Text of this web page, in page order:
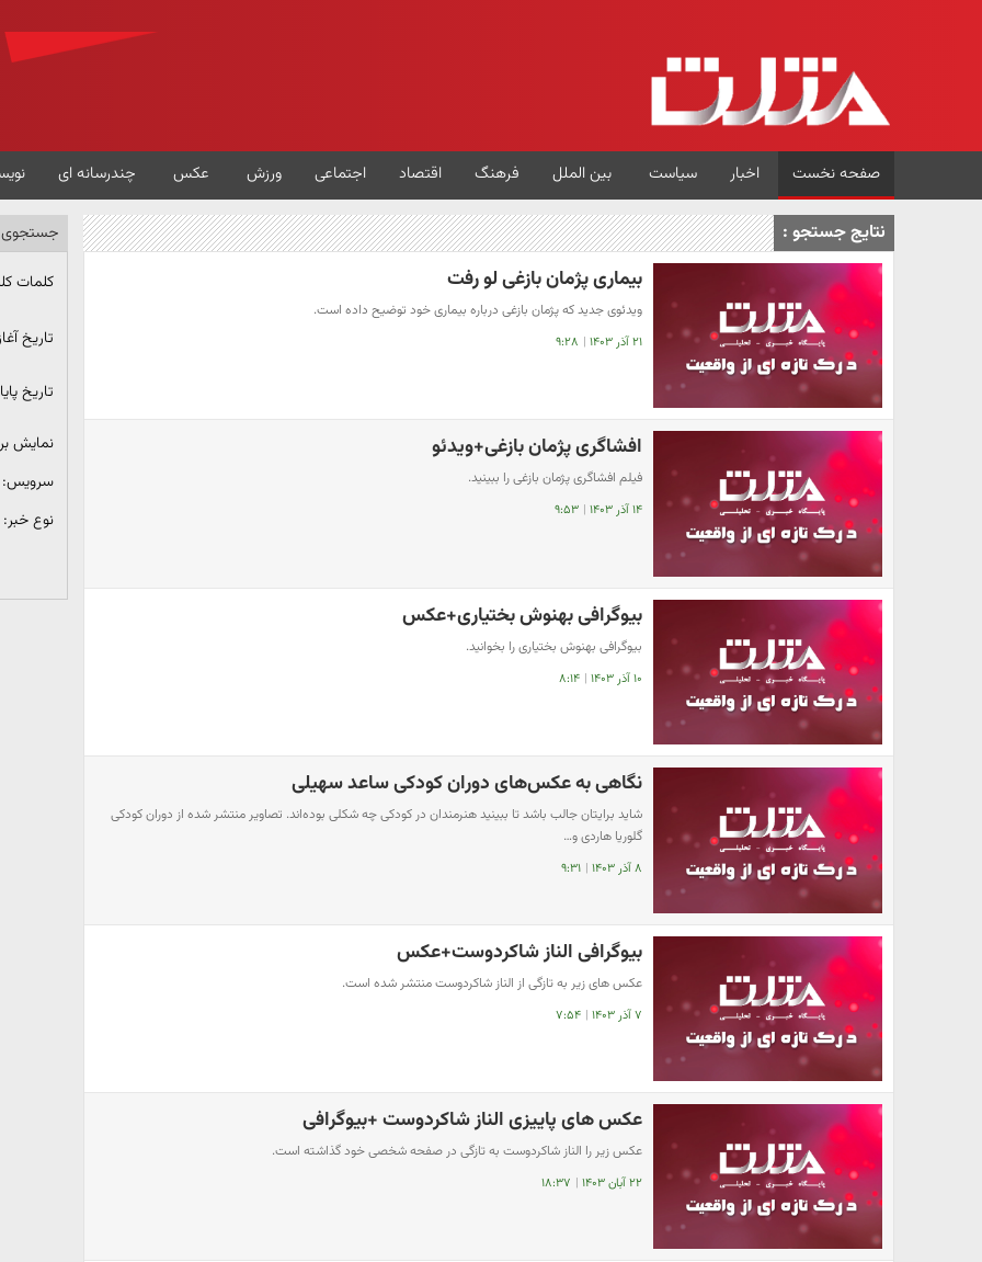
صفحه نخست اخبار سیاست بین الملل فرهنگ اقتصاد اجتماعی ورزش عکس چندرسانه ای
نتایج جستجو :
بیماری پژمان بازغی لو رفت
ویدئوی جدید که پژمان بازغی درباره بیماری خود توضیح داده است.
۲۱ آذر ۱۴۰۳ | ۹:۲۸
افشاگری پژمان بازغی+ویدئو
فیلم افشاگری پژمان بازغی را ببینید.
۱۴ آذر ۱۴۰۳ | ۹:۵۳
بیوگرافی بهنوش بختیاری+عکس
بیوگرافی بهنوش بختیاری را بخوانید.
۱۰ آذر ۱۴۰۳ | ۸:۱۴
نگاهی به عکس‌های دوران کودکی ساعد سهیلی
شاید برایتان جالب باشد تا ببینید هنرمندان در کودکی چه شکلی بوده‌اند. تصاویر منتشر شده از دوران کودکی
گلوریا هاردی و…
۸ آذر ۱۴۰۳ | ۹:۳۱
بیوگرافی الناز شاکردوست+عکس
عکس های زیر به تازگی از الناز شاکردوست منتشر شده است.
۷ آذر ۱۴۰۳ | ۷:۵۴
عکس های پاییزی الناز شاکردوست +بیوگرافی
عکس زیر را الناز شاکردوست به تازگی در صفحه شخصی خود گذاشته است.
۲۲ آبان ۱۴۰۳ | ۱۸:۳۷
جستجوی
کلمات
تاریخ
تاریخ
نمایش
سرویس:
نوع خبر: